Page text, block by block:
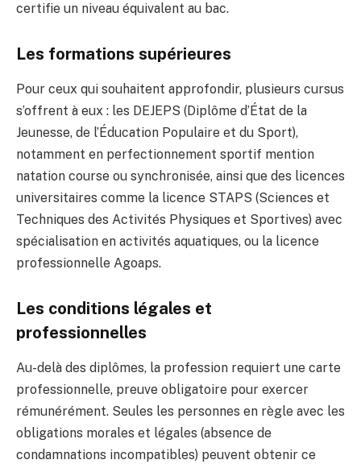
certifie un niveau équivalent au bac.
Les formations supérieures
Pour ceux qui souhaitent approfondir, plusieurs cursus
s’offrent à eux : les DEJEPS (Diplôme d’État de la
Jeunesse, de l’Éducation Populaire et du Sport),
notamment en perfectionnement sportif mention
natation course ou synchronisée, ainsi que des licences
universitaires comme la licence STAPS (Sciences et
Techniques des Activités Physiques et Sportives) avec
spécialisation en activités aquatiques, ou la licence
professionnelle Agoaps.
Les conditions légales et
professionnelles
Au-delà des diplômes, la profession requiert une carte
professionnelle, preuve obligatoire pour exercer
rémunérément. Seules les personnes en règle avec les
obligations morales et légales (absence de
condamnations incompatibles) peuvent obtenir ce